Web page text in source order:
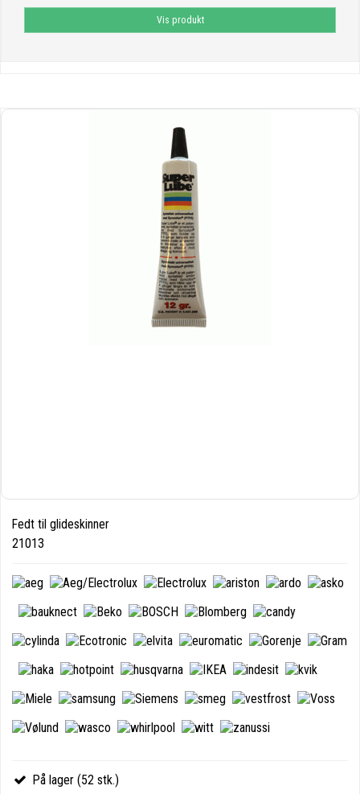
Vis produkt
Fedt til glideskinner
21013
På lager (52 stk.)